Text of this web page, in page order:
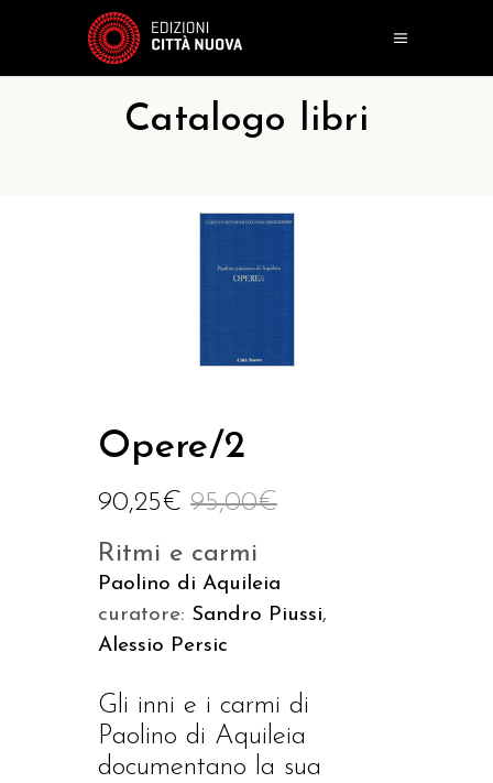
Catalogo libri
Opere/2
95,00€
90,25€
Ritmi e carmi
Paolino di Aquileia
curatore: Sandro Piussi,
Alessio Persic
Gli inni e i carmi di
Paolino di Aquileia
documentano la sua